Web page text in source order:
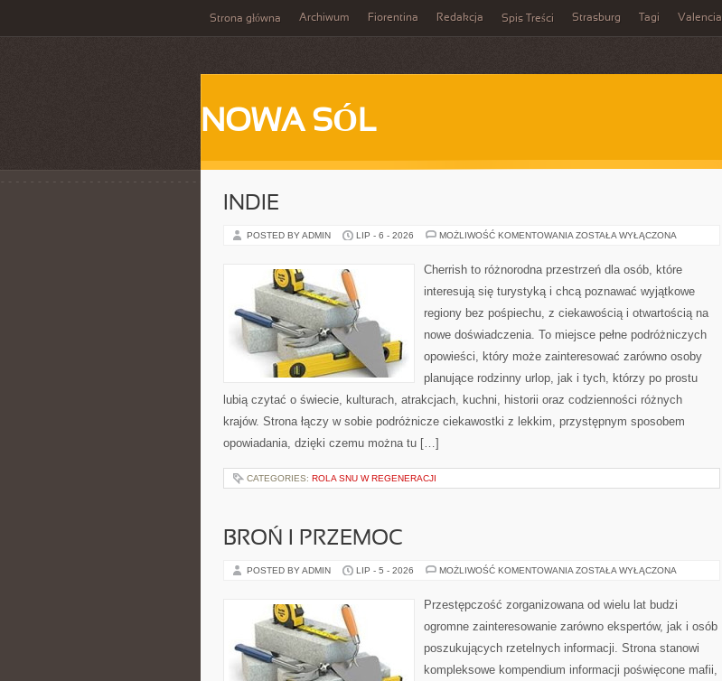
Strona główna Archiwum Fiorentina Redakcja Spis Treści Strasburg Tagi Valencia
NOWA SÓL
INDIE
POSTED BY ADMIN LIP - 6 - 2026 MOŻLIWOŚĆ KOMENTOWANIA INDIE
ZOSTAŁA WYŁĄCZONA
Cherrish to różnorodna przestrzeń dla osób, które
interesują się turystyką i chcą poznawać wyjątkowe
regiony bez pośpiechu, z ciekawością i otwartością na
nowe doświadczenia. To miejsce pełne podróżniczych
opowieści, który może zainteresować zarówno osoby
planujące rodzinny urlop, jak i tych, którzy po prostu
lubią czytać o świecie, kulturach, atrakcjach, kuchni, historii oraz codzienności różnych
krajów. Strona łączy w sobie podróżnicze ciekawostki z lekkim, przystępnym sposobem
opowiadania, dzięki czemu można tu […]
CATEGORIES: ROLA SNU W REGENERACJI
BROŃ I PRZEMOC
POSTED BY ADMIN LIP - 5 - 2026 MOŻLIWOŚĆ KOMENTOWANIA BROŃ
ZOSTAŁA WYŁĄCZONA
Przestępczość zorganizowana od wielu lat budzi
ogromne zainteresowanie zarówno ekspertów, jak i osób
poszukujących rzetelnych informacji. Strona stanowi
kompleksowe kompendium informacji poświęcone mafii,